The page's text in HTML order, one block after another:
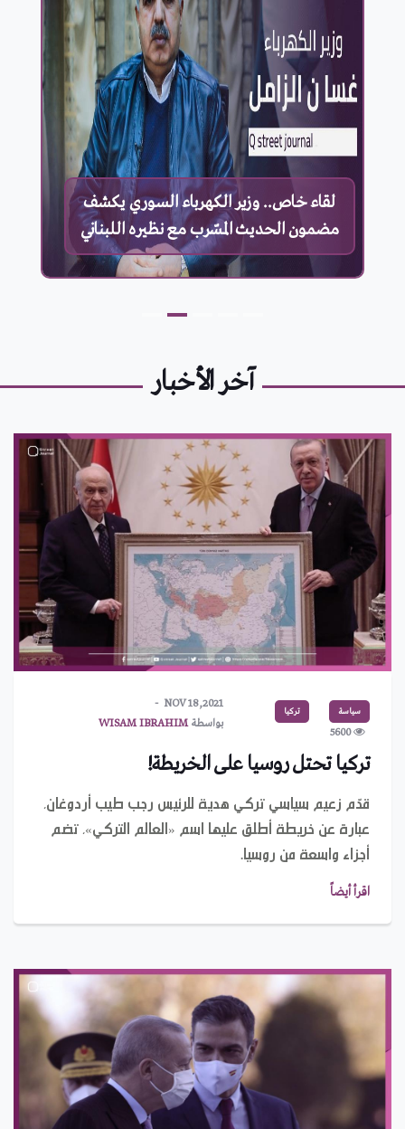
لقاء خاص.. وزير الكهرباء السوري يكشف
مضمون الحديث المسّرب مع نظيره اللبناني
آخر الأخبار
سياسة تركيا
5600
NOV 18,2021
بواسطةWISAM IBRAHIM
تركيا تحتل روسيا على الخريطة!
قدّم زعيم سياسي تركي هدية للرئيس رجب طيب أردوغان،
عبارة عن خريطة أطلق عليها اسم «العالم التركي»، تضم
أجزاء واسعة من روسيا.
اقرأ أيضاً